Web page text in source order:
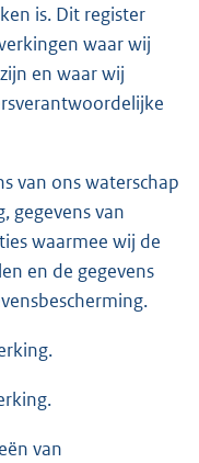
is. Dit register
waar wij
en waar wij
van ons waterschap
gegevens van
waarmee wij de
en de gegevens
van